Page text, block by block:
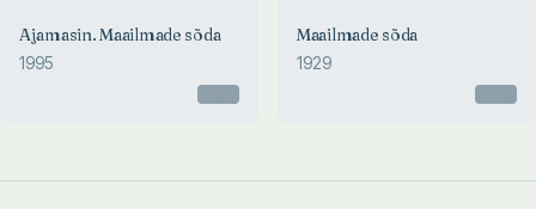
Ajamasin. Maailmade sõda
1995
Maailmade sõda
1929